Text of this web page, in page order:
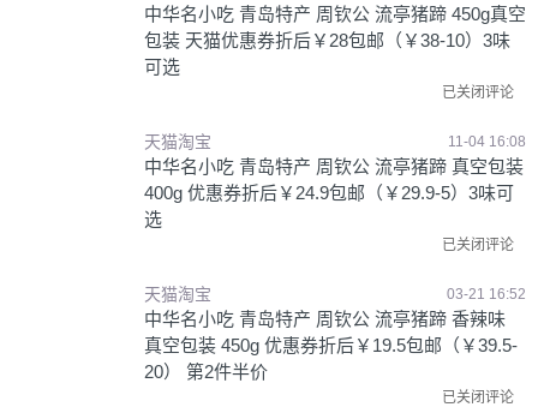
中华名小吃 青岛特产 周钦公 流亭猪蹄 450g真空
包装 天猫优惠券折后￥28包邮（￥38-10）3味
可选
已关闭评论
天猫淘宝 11-04 16:08
中华名小吃 青岛特产 周钦公 流亭猪蹄 真空包装
400g 优惠券折后￥24.9包邮（￥29.9-5）3味可
选
已关闭评论
天猫淘宝 03-21 16:52
中华名小吃 青岛特产 周钦公 流亭猪蹄 香辣味
真空包装 450g 优惠券折后￥19.5包邮（￥39.5-
20） 第2件半价
已关闭评论